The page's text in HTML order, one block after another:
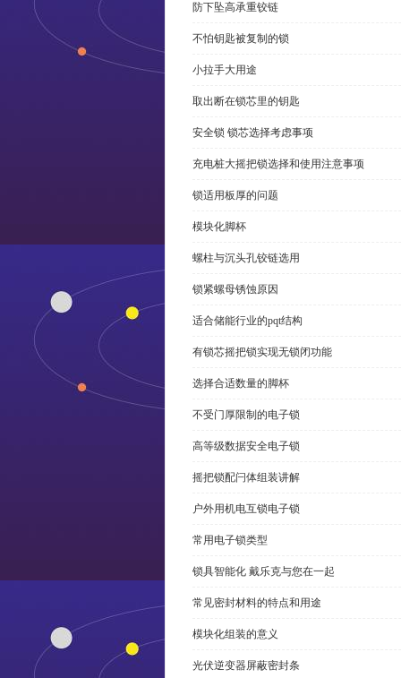
防下坠高承重铰链
不怕钥匙被复制的锁
小拉手大用途
取出断在锁芯里的钥匙
安全锁 锁芯选择考虑事项
充电桩大摇把锁选择和使用注意事项
锁适用板厚的问题
模块化脚杯
螺柱与沉头孔铰链选用
锁紧螺母锈蚀原因
适合储能行业的pqt结构
有锁芯摇把锁实现无锁闭功能
选择合适数量的脚杯
不受门厚限制的电子锁
高等级数据安全电子锁
摇把锁配闩体组装讲解
户外用机电互锁电子锁
常用电子锁类型
锁具智能化 戴乐克与您在一起
常见密封材料的特点和用途
模块化组装的意义
光伏逆变器屏蔽密封条